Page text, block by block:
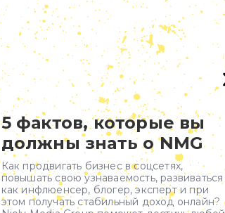
5 фактов, которые вы
должны знать о NMG
Как продвигать бизнес в соцсетях,
повышать свою узнаваемость, развиваться
как инфлюенсер, блогер, эксперт и при
этом получать стабильный доход онлайн?